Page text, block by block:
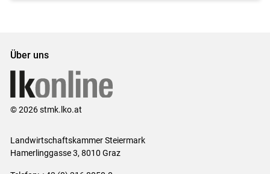
Über uns
© 2026 stmk.lko.at
Landwirtschaftskammer Steiermark
Hamerlinggasse 3, 8010 Graz